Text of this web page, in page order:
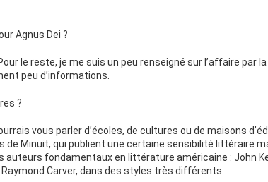
Agnus Dei ?
le reste, je me suis un peu renseigné sur l’affaire par
peu d’informations.
?
vous parler d’écoles, de cultures ou de maisons
de Minuit, qui publient une certaine sensibilité littéraire
auteurs fondamentaux en littérature américaine : John
Carver, dans des styles très différents.